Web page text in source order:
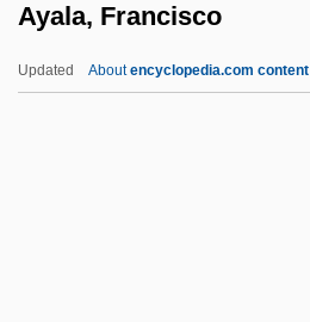
Ayala, Francisco
Updated Aboutencyclopedia.com content
Axolotl By Julio Cortázar, 1964
Axman, Emil